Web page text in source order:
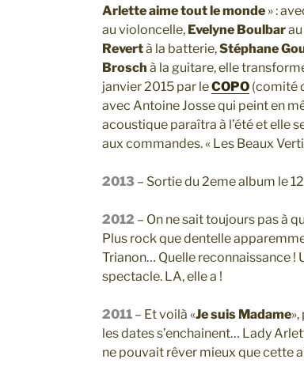
Arlette aime tout le monde » :
au violoncelle, Evelyne Boulbar
Revertà la batterie,Stéphane
Brosch à la guitare, elle
janvier 2015 par leCOPO (comité
avec Antoine Josse qui peint en
acoustique paraîtra à l’été et elle
aux commandes. « Les Beaux
2013 – Sortie du 2eme album le
2012 – On ne sait toujours pas à
Plus rock que dentelle
Trianon… Quelle reconnaissance !
spectacle. LA, elle a !
2011 – Et voilà «Je suis Madame
les dates s’enchainent… Lady
ne pouvait rêver mieux que cette